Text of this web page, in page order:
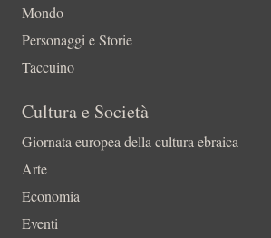
Mondo
Personaggi e Storie
Taccuino
Cultura e Società
Giornata europea della cultura ebraica
Arte
Economia
Eventi